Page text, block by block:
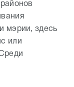
мэрии, здесь
или